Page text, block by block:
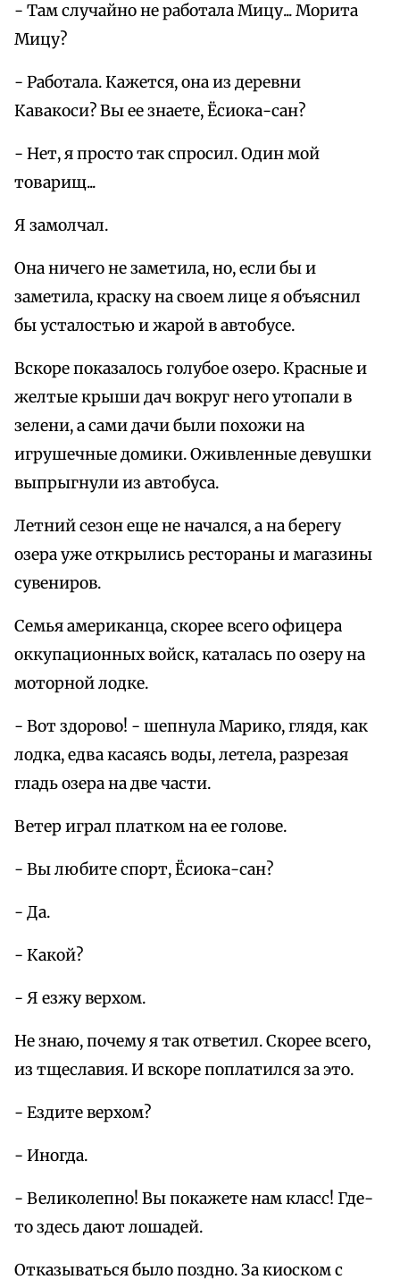
- Там случайно не работала Мицу... Морита
Мицу?
- Работала. Кажется, она из деревни
Кавакоси? Вы ее знаете, Ёсиока-сан?
- Нет, я просто так спросил. Один мой
товарищ...
Я замолчал.
Она ничего не заметила, но, если бы и
заметила, краску на своем лице я объяснил
бы усталостью и жарой в автобусе.
Вскоре показалось голубое озеро. Красные и
желтые крыши дач вокруг него утопали в
зелени, а сами дачи были похожи на
игрушечные домики. Оживленные девушки
выпрыгнули из автобуса.
Летний сезон еще не начался, а на берегу
озера уже открылись рестораны и магазины
сувениров.
Семья американца, скорее всего офицера
оккупационных войск, каталась по озеру на
моторной лодке.
- Вот здорово! - шепнула Марико, глядя, как
лодка, едва касаясь воды, летела, разрезая
гладь озера на две части.
Ветер играл платком на ее голове.
- Вы любите спорт, Ёсиока-сан?
- Да.
- Какой?
- Я езжу верхом.
Не знаю, почему я так ответил. Скорее всего,
из тщеславия. И вскоре поплатился за это.
- Ездите верхом?
- Иногда.
- Великолепно! Вы покажете нам класс! Где-
то здесь дают лошадей.
Отказываться было поздно. За киоском с